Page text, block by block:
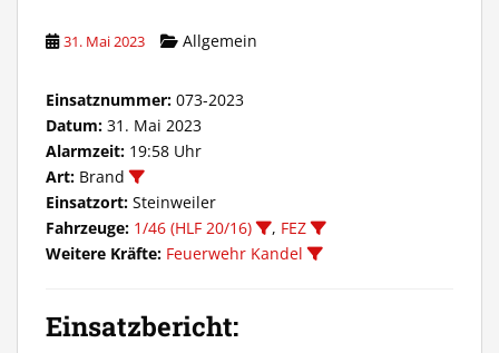
31. Mai 2023 Allgemein
Einsatznummer: 073-2023
Datum: 31. Mai 2023
Alarmzeit: 19:58 Uhr
Art: Brand
Einsatzort: Steinweiler
Fahrzeuge: 1/46 (HLF 20/16) , FEZ
Weitere Kräfte: Feuerwehr Kandel
Einsatzbericht: